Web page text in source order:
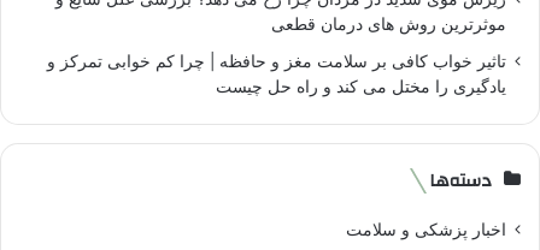
موثرترین روش های درمان قطعی
تاثیر خواب کافی بر سلامت مغز و حافظه | چرا کم خوابی تمرکز و
یادگیری را مختل می کند و راه حل چیست
دسته‌ها
اخبار پزشکی و سلامت